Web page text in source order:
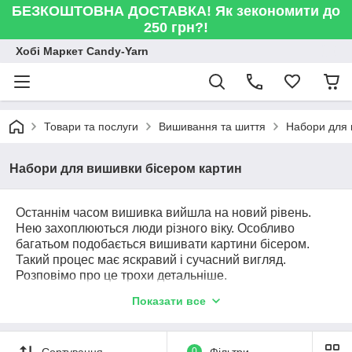
БЕЗКОШТОВНА ДОСТАВКА! Як зекономити до
250 грн?!
Хобі Маркет Candy-Yarn
Товари та послуги Вишивання та шиття Набори для
Набори для вишивки бісером картин
Останнім часом вишивка вийшла на новий рівень.
Нею захоплюються люди різного віку. Особливо
багатьом подобається вишивати картини бісером.
Такий процес має яскравий і сучасний вигляд.
Розповімо про це трохи детальніше.
вишивкою і думаєте, що самостійно розібратися в
Показати все